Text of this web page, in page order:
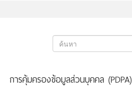
การคุ้มครองข้อมูลส่วนบุคคล (PDPA)